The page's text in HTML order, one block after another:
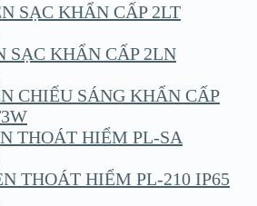
SẠC KHẨN CẤP 2LT
SẠC KHẨN CẤP 2LN
CHIẾU SÁNG KHẨN CẤP
THOÁT HIỂM PL-SA
THOÁT HIỂM PL-210 IP65